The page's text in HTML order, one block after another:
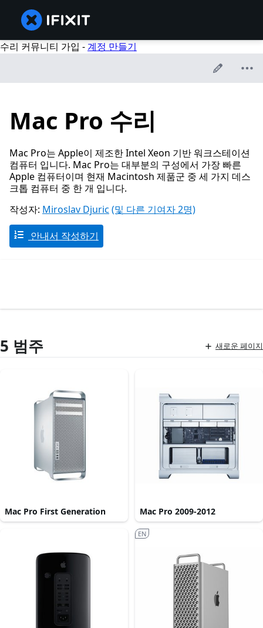
수리 커뮤니티 가입 -계정 만들기
Mac Pro 수리
Mac Pro는 Apple이 제조한 Intel Xeon 기반 워크스테이션
컴퓨터 입니다. Mac Pro는 대부분의 구성에서 가장 빠른
Apple 컴퓨터이며 현재 Macintosh 제품군 중 세 가지 데스
크톱 컴퓨터 중 한 개 입니다.
작성자: Miroslav Djuric (및 다른 기여자 2명)
안내서 작성하기
5 범주 새로운 페이지
Mac Pro First Generation Mac Pro 2009-2012
EN